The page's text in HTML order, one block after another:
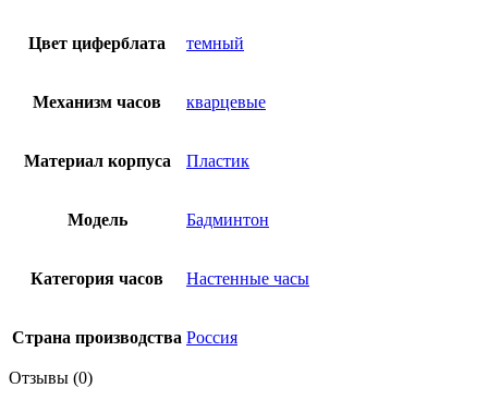
Цвет циферблата темный
Механизм часов кварцевые
Материал корпуса Пластик
Модель Бадминтон
Категория часов Настенные часы
Страна производства Россия
Отзывы (0)